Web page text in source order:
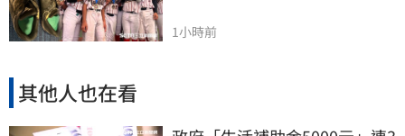
1小時前
其他人也在看